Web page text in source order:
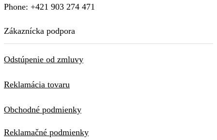
Phone: +421 903 274 471
Zákaznícka podpora
Odstúpenie od zmluvy
Reklamácia tovaru
Obchodné podmienky
Reklamačné podmienky